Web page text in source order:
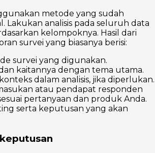
metode yang sudah
Lakukan analisis pada seluruh data
kelompoknya. Hasil dari
survei yang biasanya berisi:
survei yang digunakan.
kaitannya dengan tema utama.
dalam analisis, jika diperlukan.
atau pendapat responden
pertanyaan dan produk Anda.
serta keputusan yang akan